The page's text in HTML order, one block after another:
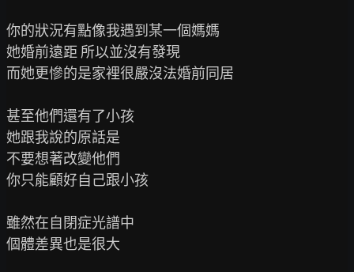
你的狀況有點像我遇到某一個媽媽
她婚前遠距 所以並沒有發現
而她更慘的是家裡很嚴沒法婚前同居
甚至他們還有了小孩
她跟我說的原話是
不要想著改變他們
你只能顧好自己跟小孩
雖然在自閉症光譜中
個體差異也是很大